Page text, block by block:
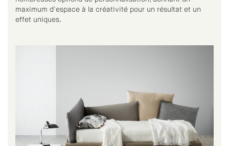
maximum d'espace à la créativité pour un résultat et un
effet uniques.